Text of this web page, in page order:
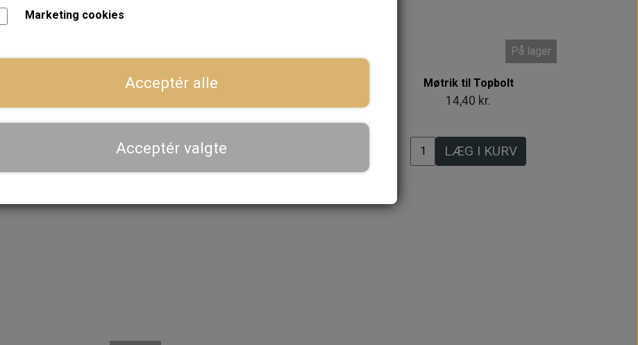
Top Pakning, Big Bore, PAYEN
LÆG I KURV
Topbolte sæt, Competition
På lager
Møtrik til Topbolt
14,40 kr.
LÆG I KURV
Marketing cookies
Acceptér alle
Acceptér valgte